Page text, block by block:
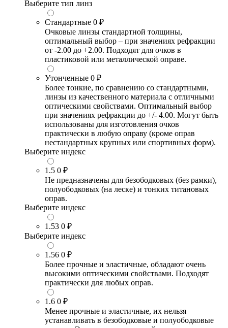
Выберите тип линз
Стандартные 0 ₽
Очковые линзы стандартной толщины,
оптимальный выбор – при значениях рефракции
от -2.00 до +2.00. Подходят для очков в
пластиковой или металлической оправе.
Утонченные 0 ₽
Более тонкие, по сравнению со стандартными,
линзы из качественного материала с отличными
оптическими свойствами. Оптимальный выбор
при значениях рефракции до +/- 4.00. Могут быть
использованы для изготовления очков
практически в любую оправу (кроме оправ
нестандартных крупных или спортивных форм).
Выберите индекс
1.5 0 ₽
Не предназначены для безободковых (без рамки),
полуободковых (на леске) и тонких титановых
оправ.
Выберите индекс
1.53 0 ₽
Выберите индекс
1.56 0 ₽
Более прочные и эластичные, обладают очень
высокими оптическими свойствами. Подходят
практически для любых оправ.
1.6 0 ₽
Менее прочные и эластичные, их нельзя
устанавливать в безободковые и полуободковые